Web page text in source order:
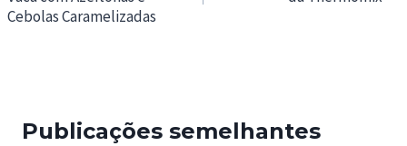
Cebolas Caramelizadas
Publicações semelhantes